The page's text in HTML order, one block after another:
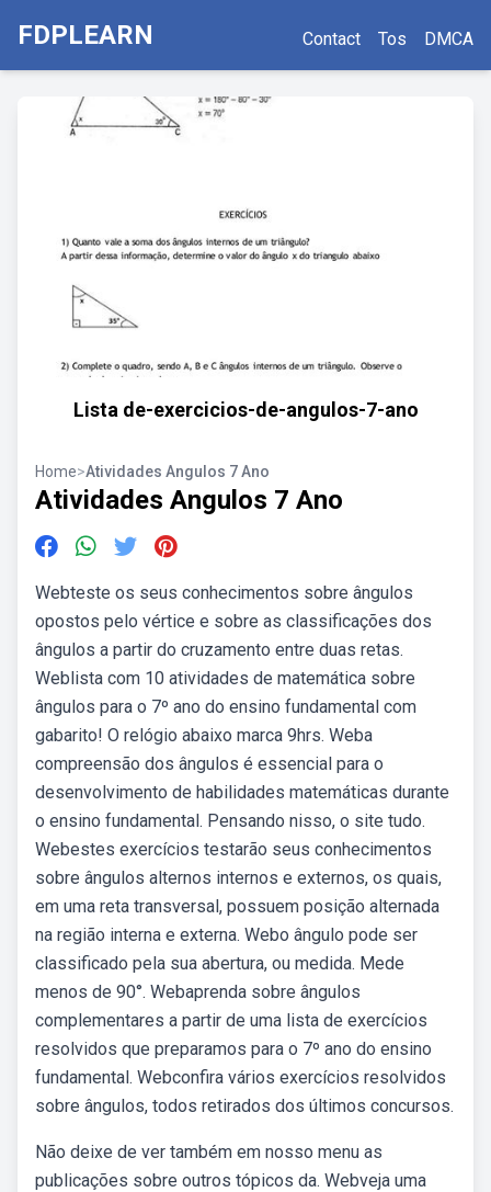
FDPLEARN Contact Tos DMCA
Lista de-exercicios-de-angulos-7-ano
Home>Atividades Angulos 7 Ano
Atividades Angulos 7 Ano
Webteste os seus conhecimentos sobre ângulos
opostos pelo vértice e sobre as classificações dos
ângulos a partir do cruzamento entre duas retas.
Weblista com 10 atividades de matemática sobre
ângulos para o 7º ano do ensino fundamental com
gabarito! O relógio abaixo marca 9hrs. Weba
compreensão dos ângulos é essencial para o
desenvolvimento de habilidades matemáticas durante
o ensino fundamental. Pensando nisso, o site tudo.
Webestes exercícios testarão seus conhecimentos
sobre ângulos alternos internos e externos, os quais,
em uma reta transversal, possuem posição alternada
na região interna e externa. Webo ângulo pode ser
classificado pela sua abertura, ou medida. Mede
menos de 90°. Webaprenda sobre ângulos
complementares a partir de uma lista de exercícios
resolvidos que preparamos para o 7º ano do ensino
fundamental. Webconfira vários exercícios resolvidos
sobre ângulos, todos retirados dos últimos concursos.
Não deixe de ver também em nosso menu as
publicações sobre outros tópicos da. Webveja uma